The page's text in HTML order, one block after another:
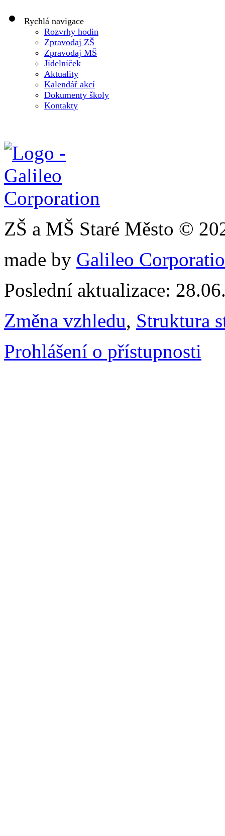
Rychlá navigace
Rozvrhy hodin
Zpravodaj ZŠ
Zpravodaj MŠ
Jídelníček
Aktuality
Kalendář akcí
Dokumenty školy
Kontakty
ZŠ a MŠ Staré Město ©
made by Galileo
Poslední aktualizace:
Změna vzhledu, Struktura
Prohlášení o přístupnosti